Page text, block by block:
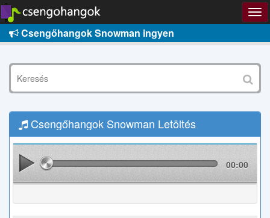
Csengőhangok Snowman ingyen
Csengőhangok Snowman Letöltés
00:00